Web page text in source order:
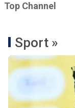
Top Channel
Sport »